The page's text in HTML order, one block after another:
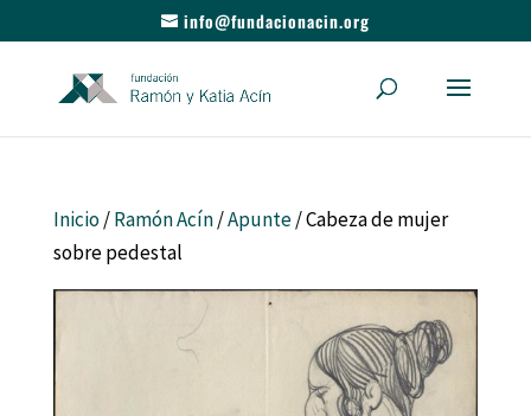
info@fundacionacin.org
Inicio/Ramón Acín/Apunte/ Cabeza de mujer
sobre pedestal